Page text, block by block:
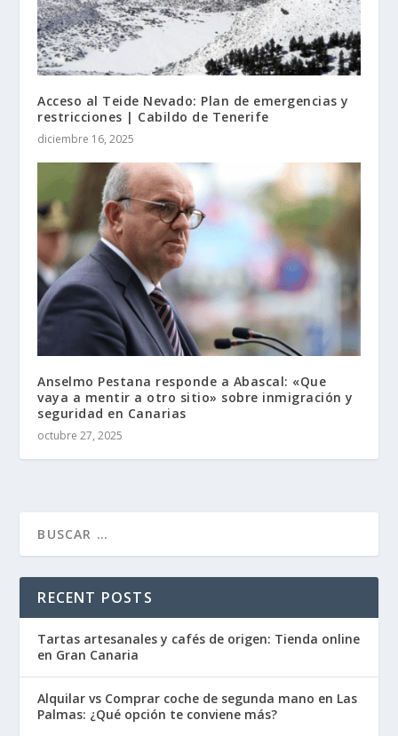
Acceso al Teide Nevado: Plan de emergencias y
restricciones | Cabildo de Tenerife
diciembre 16, 2025
Anselmo Pestana responde a Abascal: «Que
vaya a mentir a otro sitio» sobre inmigración y
seguridad en Canarias
octubre 27, 2025
RECENT POSTS
Tartas artesanales y cafés de origen: Tienda online
en Gran Canaria
Alquilar vs Comprar coche de segunda mano en Las
Palmas: ¿Qué opción te conviene más?